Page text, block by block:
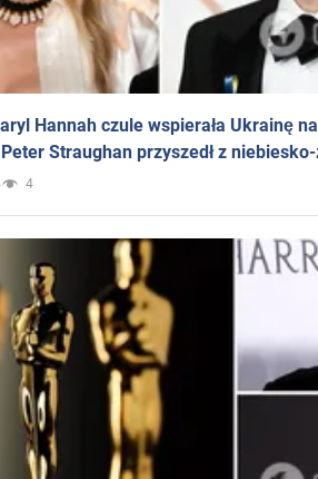
Hannah czule wspierała Ukrainę
Straughan przyszedł z
4